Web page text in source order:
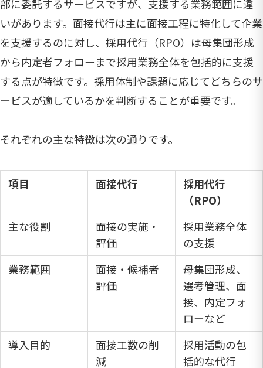
部に委託するサービスですが、支援する業務範囲に違
いがあります。面接代行は主に面接工程に特化して企業
を支援するのに対し、採用代行（RPO）は母集団形成
から内定者フォローまで採用業務全体を包括的に支援
する点が特徴です。採用体制や課題に応じてどちらのサ
ービスが適しているかを判断することが重要です。
それぞれの主な特徴は次の通りです。
項目 面接代行
採用代行
（RPO）
主な役割
面接の実施・
評価
採用業務全体
の支援
業務範囲
面接・候補者
評価
母集団形成、
選考管理、面
接、内定フォ
ローなど
導入目的
面接工数の削
減
採用活動の包
括的な代行